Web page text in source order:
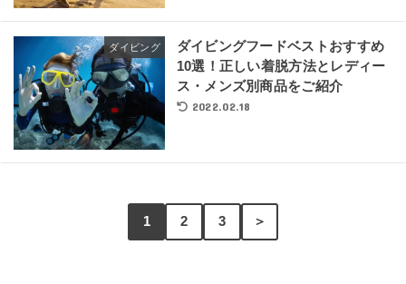
ダイビング
ダイビングフードベストおすすめ
10選！正しい着脱方法とレディー
ス・メンズ別商品をご紹介
2022.02.18
1 2 3 ＞